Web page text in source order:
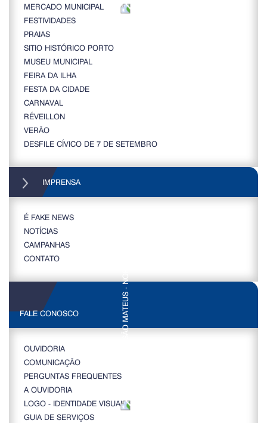
MERCADO MUNICIPAL
FESTIVIDADES
PRAIAS
SITIO HISTÓRICO PORTO
MUSEU MUNICIPAL
FEIRA DA ILHA
FESTA DA CIDADE
CARNAVAL
RÉVEILLON
VERÃO
DESFILE CÍVICO DE 7 DE SETEMBRO
IMPRENSA
É FAKE NEWS
NOTÍCIAS
CAMPANHAS
CONTATO
FALE CONOSCO
OUVIDORIA
COMUNICAÇÃO
PERGUNTAS FREQUENTES
A OUVIDORIA
LOGO - IDENTIDADE VISUAL
GUIA DE SERVIÇOS